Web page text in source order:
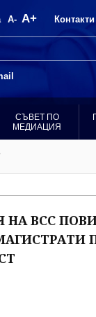
A- A+ Контакти
СЪВЕТ ПО
МЕДИАЦИЯ
НА ВСС